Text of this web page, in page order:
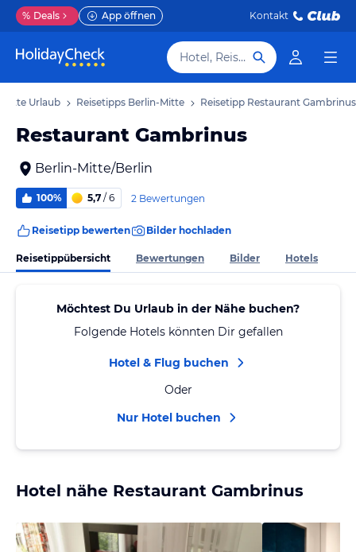
% Deals App öffnen Kontakt
Hotel, Reiseziel
Urlaub Reisetipps Berlin-Mitte Reisetipp Restaurant Gambrinus
Restaurant Gambrinus
Berlin-Mitte/Berlin
100% 5,7 / 6 2 Bewertungen
Reisetipp bewerten Bilder hochladen
Reisetippübersicht Bewertungen Bilder Hotels
Möchtest Du Urlaub in der Nähe buchen?
Folgende Hotels könnten Dir gefallen
Hotel & Flug buchen
Oder
Nur Hotel buchen
Hotel nähe Restaurant Gambrinus